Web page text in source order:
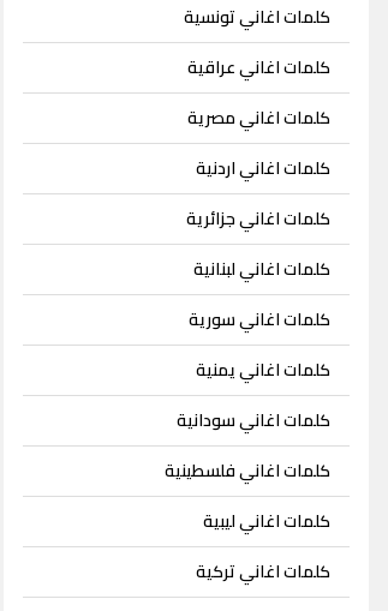
كلمات اغاني تونسية
كلمات اغاني عراقية
كلمات اغاني مصرية
كلمات اغاني اردنية
كلمات اغاني جزائرية
كلمات اغاني لبنانية
كلمات اغاني سورية
كلمات اغاني يمنية
كلمات اغاني سودانية
كلمات اغاني فلسطينية
كلمات اغاني ليبية
كلمات اغاني تركية